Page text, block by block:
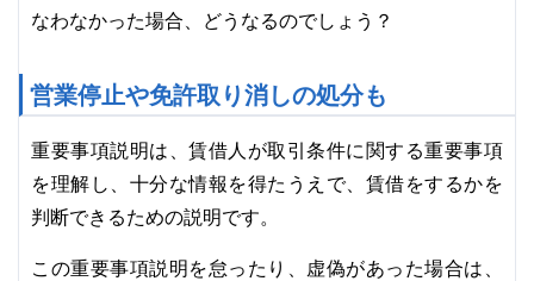
なわなかった場合、どうなるのでしょう？
営業停止や免許取り消しの処分も
重要事項説明は、賃借人が取引条件に関する重要事項
を理解し、十分な情報を得たうえで、賃借をするかを
判断できるための説明です。
この重要事項説明を怠ったり、虚偽があった場合は、